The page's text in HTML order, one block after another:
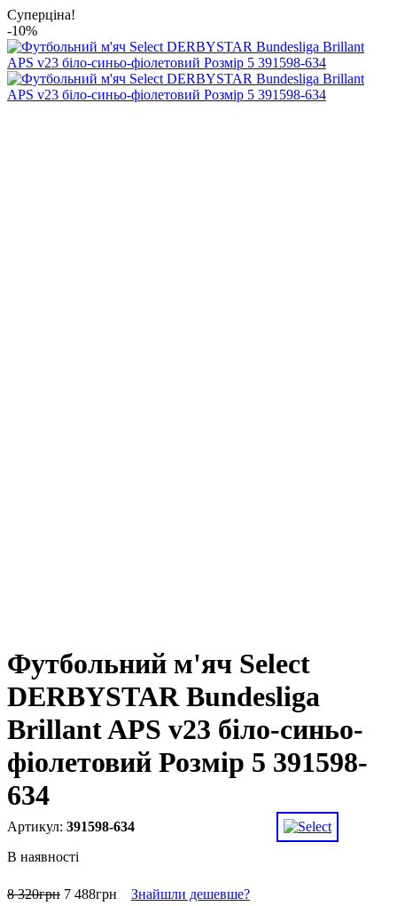
Суперціна!
-10%
Футбольний м'яч Select
DERBYSTAR Bundesliga
Brillant APS v23 біло-синьо-
фіолетовий Розмір 5 391598-
634
391598-634
В наявності
8 320грн 7 488грн Знайшли дешевше?